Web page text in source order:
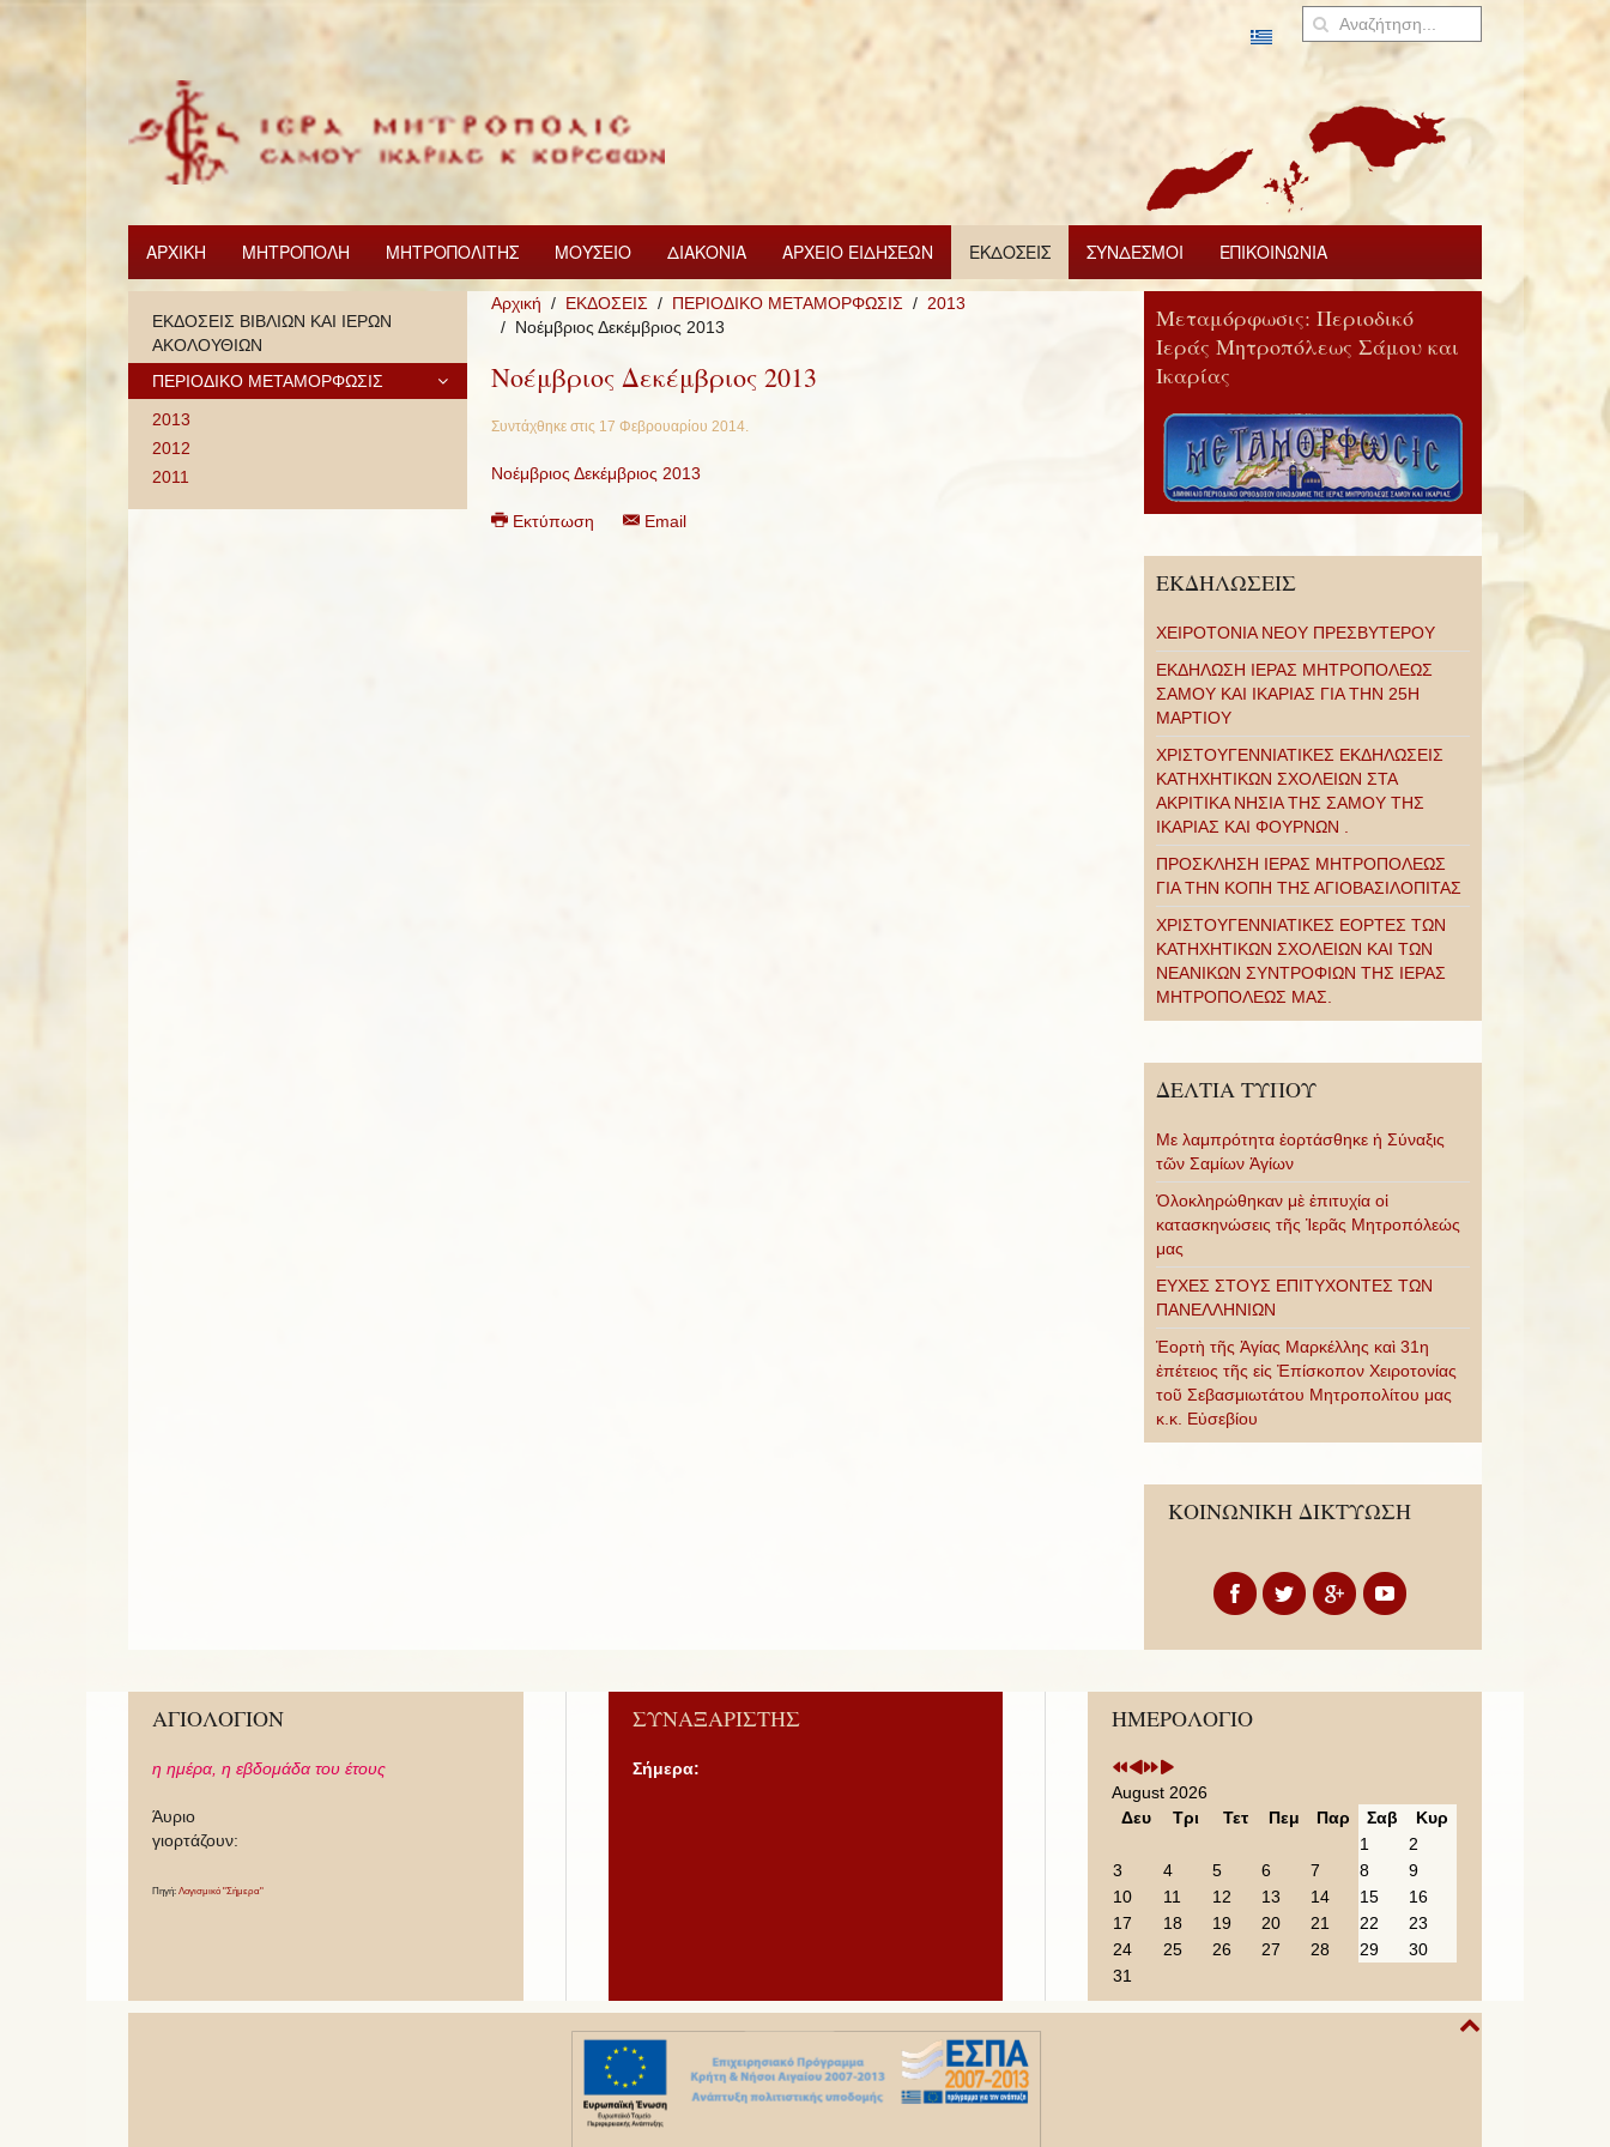
ΑΡΧΙΚΗ ΜΗΤΡΟΠΟΛΗ ΜΗΤΡΟΠΟΛΙΤΗΣ ΜΟΥΣΕΙΟ ΔΙΑΚΟΝΙΑ ΑΡΧΕΙΟ ΕΙΔΗΣΕΩΝ ΕΚΔΟΣΕΙΣ ΣΥΝΔΕΣΜΟΙ ΕΠΙΚΟΙΝΩΝΙΑ
Αρχική ΕΚΔΟΣΕΙΣ ΠΕΡΙΟΔΙΚΟ ΜΕΤΑΜΟΡΦΩΣΙΣ
2013
Νοέμβριος Δεκέμβριος 2013
Νοέμβριος Δεκέμβριος 2013
Συντάχθηκε στις 17 Φεβρουαρίου 2014.
Νοέμβριος Δεκέμβριος 2013
Εκτύπωση Email
ΕΚΔΟΣΕΙΣ ΒΙΒΛΙΩΝ ΚΑΙ ΙΕΡΩΝ
ΑΚΟΛΟΥΘΙΩΝ
ΠΕΡΙΟΔΙΚΟ ΜΕΤΑΜΟΡΦΩΣΙΣ
2013
2012
2011
Μεταμόρφωσις: Περιοδικό
Ιεράς Μητροπόλεως Σάμου και
Ικαρίας
ΕΚΔΗΛΩΣΕΙΣ
ΧΕΙΡΟΤΟΝΙΑ ΝΕΟΥ ΠΡΕΣΒΥΤΕΡΟΥ
ΕΚΔΗΛΩΣΗ ΙΕΡΑΣ ΜΗΤΡΟΠΟΛΕΩΣ
ΣΑΜΟΥ ΚΑΙ ΙΚΑΡΙΑΣ ΓΙΑ ΤΗΝ 25Η
ΜΑΡΤΙΟΥ
ΧΡΙΣΤΟΥΓΕΝΝΙΑΤΙΚΕΣ ΕΚΔΗΛΩΣΕΙΣ
ΚΑΤΗΧΗΤΙΚΩΝ ΣΧΟΛΕΙΩΝ ΣΤΑ
ΑΚΡΙΤΙΚΑ ΝΗΣΙΑ ΤΗΣ ΣΑΜΟΥ ΤΗΣ
ΙΚΑΡΙΑΣ ΚΑΙ ΦΟΥΡΝΩΝ .
ΠΡΟΣΚΛΗΣΗ ΙΕΡΑΣ ΜΗΤΡΟΠΟΛΕΩΣ
ΓΙΑ ΤΗΝ ΚΟΠΗ ΤΗΣ ΑΓΙΟΒΑΣΙΛΟΠΙΤΑΣ
ΧΡΙΣΤΟΥΓΕΝΝΙΑΤΙΚΕΣ ΕΟΡΤΕΣ ΤΩΝ
ΚΑΤΗΧΗΤΙΚΩΝ ΣΧΟΛΕΙΩΝ ΚΑΙ ΤΩΝ
ΝΕΑΝΙΚΩΝ ΣΥΝΤΡΟΦΙΩΝ ΤΗΣ ΙΕΡΑΣ
ΜΗΤΡΟΠΟΛΕΩΣ ΜΑΣ.
ΔΕΛΤΙΑ ΤΥΠΟΥ
Με λαμπρότητα ἑορτάσθηκε ἡ Σύναξις
τῶν Σαμίων Ἁγίων
Ὁλοκληρώθηκαν μὲ ἐπιτυχία οἱ
κατασκηνώσεις τῆς Ἱερᾶς Μητροπόλεώς
μας
ΕΥΧΕΣ ΣΤΟΥΣ ΕΠΙΤΥΧΟΝΤΕΣ ΤΩΝ
ΠΑΝΕΛΛΗΝΙΩΝ
Ἑορτὴ τῆς Ἁγίας Μαρκέλλης καὶ 31η
ἐπέτειος τῆς εἰς Ἐπίσκοπον Χειροτονίας
τοῦ Σεβασμιωτάτου Μητροπολίτου μας
κ.κ. Εὐσεβίου
ΚΟΙΝΩΝΙΚΗ ΔΙΚΤΥΩΣΗ
ΑΓΙΟΛΟΓΙΟΝ
η ημέρα, η εβδομάδα του έτους
Άυριο
γιορτάζουν:
Πηγή: Λογισμικό "Σήμερα"
ΣΥΝΑΞΑΡΙΣΤΗΣ
Σήμερα:
ΗΜΕΡΟΛΟΓΙΟ
Previous
Year
Previous
Month
Next
Year
Next
Month
August 2026
Δευ
Τρι Τετ Πεμ Παρ Σαβ
Κυρ
1
2
3
4 5 6 7 8
9
10
11 12 13 14 15
16
17
18 19 20 21 22
23
24
25 26 27 28 29
30
31